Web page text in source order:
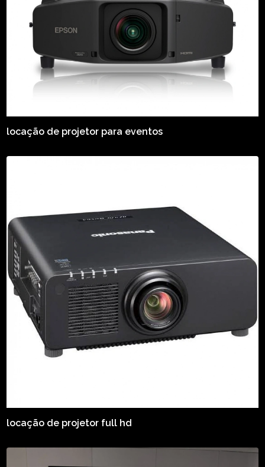
locação de projetor para eventos
locação de projetor full hd